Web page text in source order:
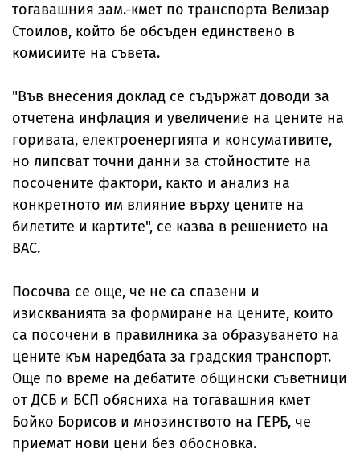
тогавашния зам.-кмет по транспорта Велизар
Стоилов, който бе обсъден единствено в
комисиите на съвета.
"Във внесения доклад се съдържат доводи за
отчетена инфлация и увеличение на цените на
горивата, електроенергията и консумативите,
но липсват точни данни за стойностите на
посочените фактори, както и анализ на
конкретното им влияние върху цените на
билетите и картите", се казва в решението на
ВАС.
Посочва се още, че не са спазени и
изискванията за формиране на цените, които
са посочени в правилника за образуването на
цените към наредбата за градския транспорт.
Още по време на дебатите общински съветници
от ДСБ и БСП обясниха на тогавашния кмет
Бойко Борисов и мнозинството на ГЕРБ, че
приемат нови цени без обосновка.